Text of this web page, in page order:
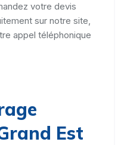
votre devis
sur notre site,
appel téléphonique
Est